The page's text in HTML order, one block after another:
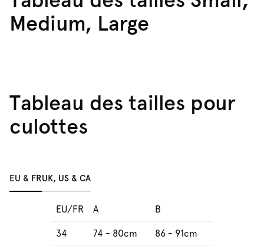
Medium, Large
Tableau des tailles pour
culottes
EU & FRUK, US & CA
EU/FR A B
34 74 - 80cm 86 - 91cm